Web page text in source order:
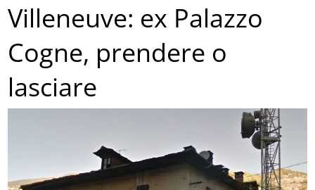
Villeneuve: ex Palazzo
Cogne, prendere o
lasciare